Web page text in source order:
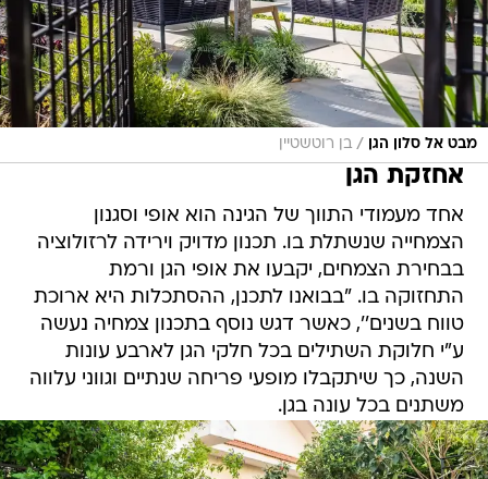
מבט אל סלון הגן / בן רוטשטיין
אחזקת הגן
אחד מעמודי התווך של הגינה הוא אופי וסגנון
הצמחייה שנשתלת בו. תכנון מדויק וירידה לרזולוציה
בבחירת הצמחים, יקבעו את אופי הגן ורמת
התחזוקה בו. ''בבואנו לתכנן, ההסתכלות היא ארוכת
טווח בשנים'', כאשר דגש נוסף בתכנון צמחיה נעשה
ע"י חלוקת השתילים בכל חלקי הגן לארבע עונות
השנה, כך שיתקבלו מופעי פריחה שנתיים וגווני עלווה
משתנים בכל עונה בגן.